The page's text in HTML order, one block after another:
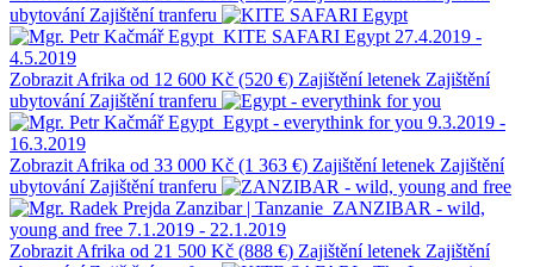
ubytování Zajištění tranferu
Egypt KITE SAFARI Egypt 27.4.2019 -
4.5.2019
Zobrazit Afrika od 12 600 Kč (520 €) Zajištění letenek Zajištění
ubytování Zajištění tranferu
Egypt Egypt - everythink for you 9.3.2019 -
16.3.2019
Zobrazit Afrika od 33 000 Kč (1 363 €) Zajištění letenek Zajištění
ubytování Zajištění tranferu
Zanzibar | Tanzanie ZANZIBAR - wild,
young and free 7.1.2019 - 22.1.2019
Zobrazit Afrika od 21 500 Kč (888 €) Zajištění letenek Zajištění